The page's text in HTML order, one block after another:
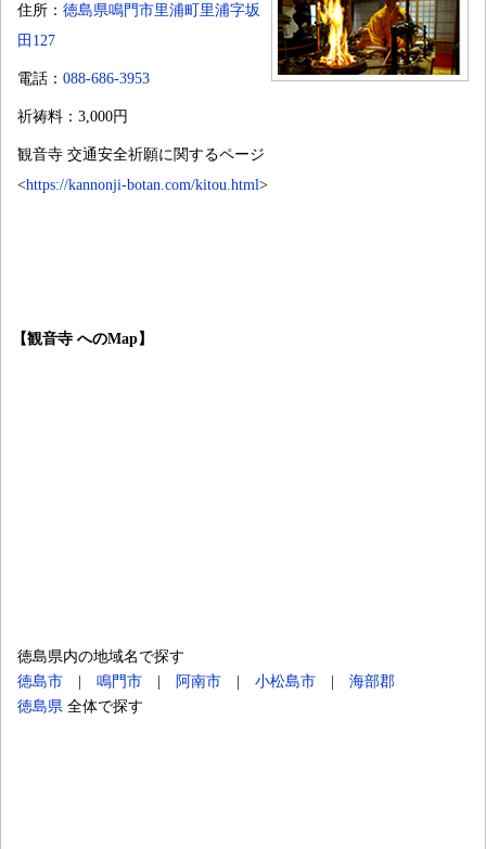
住所： 徳島県鳴門市里浦町里浦字坂
田127
電話： 088-686-3953
祈祷料：3,000円
観音寺 交通安全祈願に関するページ
<https://kannonji-botan.com/kitou.html>
【観音寺 へのMap】
徳島県内の地域名で探す
徳島市 | 鳴門市 | 阿南市 | 小松島市 | 海部郡
徳島県 全体で探す